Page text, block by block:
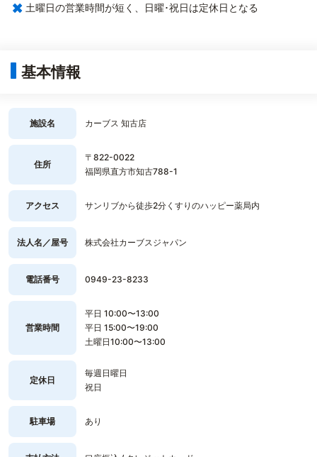
× 土曜日の営業時間が短く、日曜･祝日は定休日となる
基本情報
施設名 カーブス 知古店
住所
〒822-0022
福岡県直方市知古788-1
アクセス サンリブから徒歩2分くすりのハッピー薬局内
法人名／屋号 株式会社カーブスジャパン
電話番号 0949-23-8233
営業時間
平日 10:00〜13:00
平日 15:00〜19:00
土曜日10:00〜13:00
定休日
毎週日曜日
祝日
駐車場 あり